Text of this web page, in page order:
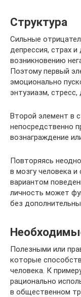
Структура
Сильные
депрессия, страх
возникновению
Поэтому первый
эмоционально
энтузиазм, стресс,
Второй элемент в
непосредственно
вознаграждение
Повторяясь
в мозгу человека
вариантом
личность может
без
Полезными или
которые
человека. К
рационально
в общественном